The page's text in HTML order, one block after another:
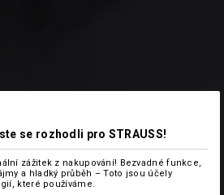
se rozhodli pro STRAUSS!
zážitek z nakupování! Bezvadné funkce,
a hladký průběh – Toto jsou účely
které používáme.